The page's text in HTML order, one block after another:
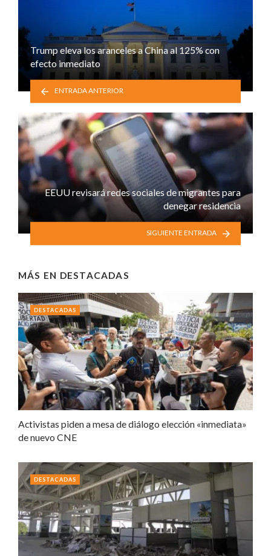
Trump eleva los aranceles a China al 125% con
efecto inmediato
ENTRADA ANTERIOR
EEUU revisará redes sociales de migrantes para
denegar residencia
SIGUIENTE ENTRADA
MÁS EN DESTACADAS
Activistas piden a mesa de diálogo elección «inmediata»
de nuevo CNE
DESTACADAS
DESTACADAS